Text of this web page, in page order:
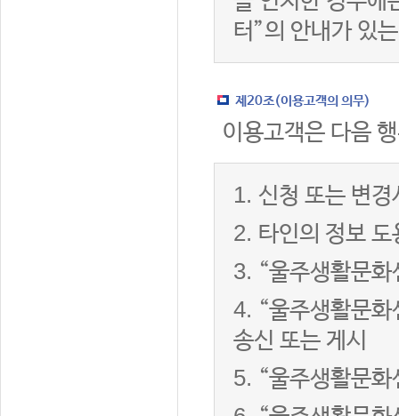
터”의 안내가 있
제20조(이용고객의 의무)
이용고객은 다음
1. 신청 또는 변
2. 타인의 정보 도
3. “울주생활문
4. “울주생활문
송신 또는 게시
5. “울주생활문